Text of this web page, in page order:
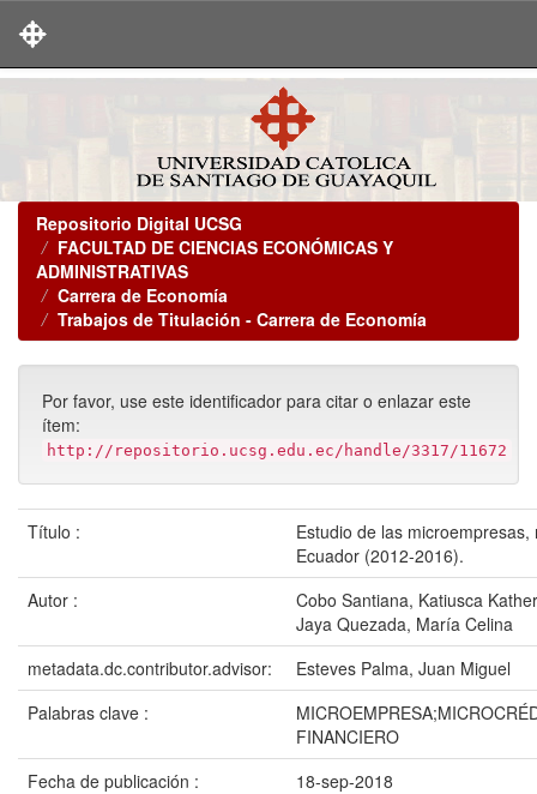
Repositorio Digital UCSG
FACULTAD DE CIENCIAS ECONÓMICAS Y
ADMINISTRATIVAS
Carrera de Economía
Trabajos de Titulación - Carrera de Economía
Por favor, use este identificador para citar o enlazar este
ítem:
http://repositorio.ucsg.edu.ec/handle/3317/11672
Título :
Estudio de las
Ecuador (2012-2016).
Autor :
Cobo Santiana, Katiusca
Jaya Quezada, María Celina
metadata.dc.contributor.advisor:
Esteves Palma, Juan Miguel
Palabras clave :
FINANCIERO
Fecha de publicación :
18-sep-2018